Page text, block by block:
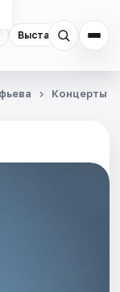
Выставки
Концерты